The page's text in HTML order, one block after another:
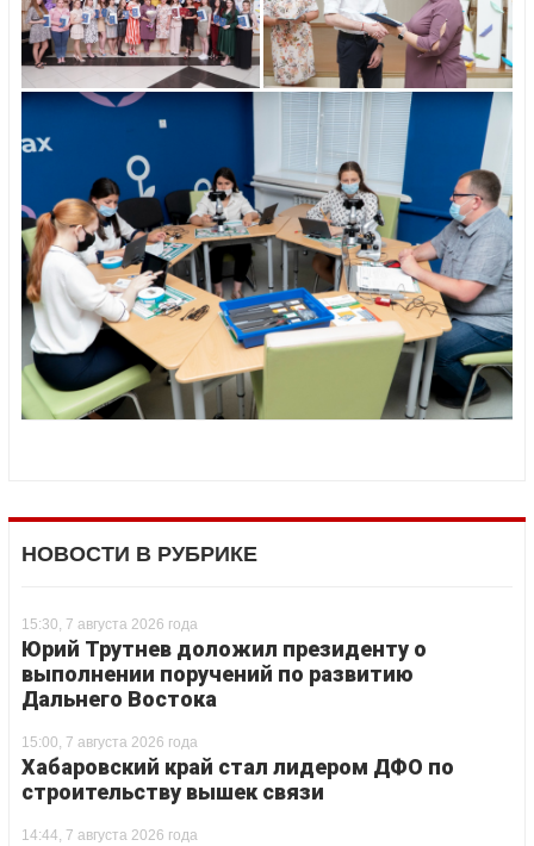
НОВОСТИ В РУБРИКЕ
15:30, 7 августа 2026 года
Юрий Трутнев доложил президенту о
выполнении поручений по развитию
Дальнего Востока
15:00, 7 августа 2026 года
Хабаровский край стал лидером ДФО по
строительству вышек связи
14:44, 7 августа 2026 года